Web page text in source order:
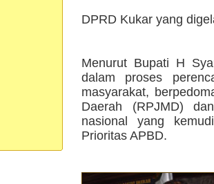
DPRD Kukar yang
Menurut Bupati H
dalam proses
masyarakat,
Daerah (RPJMD)
nasional yang
Prioritas APBD.